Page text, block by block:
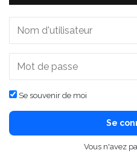
Se souvenir de moi
Se
Vous n'avez